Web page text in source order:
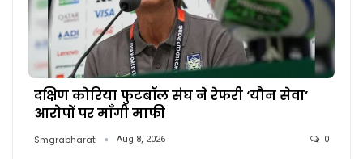
दक्षिण कोरिया फुटबॉल संघ ने रेफरी ‘यौन सेवा’
आरोपों पर माँगी माफी
Smgrabharat Aug 8, 2026 0